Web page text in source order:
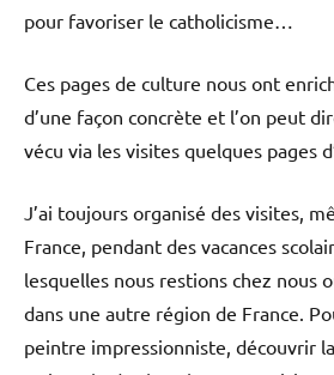
pour favoriser le catholicisme…
Ces pages de culture nous ont
d’une façon concrète et l’on peut
vécu via les visites quelques pages
J’ai toujours organisé des visites,
France, pendant des vacances
lesquelles nous restions chez nous
dans une autre région de France.
peintre impressionniste, découvrir